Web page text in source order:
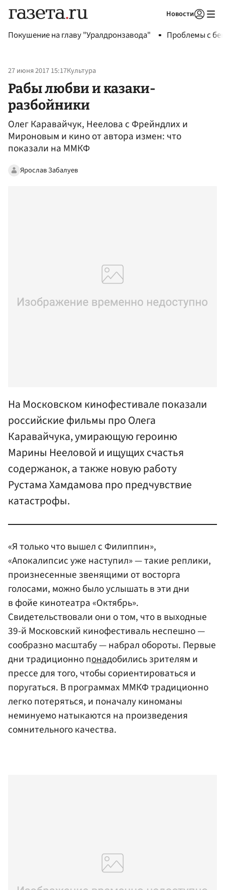
Новости
Покушение на главу "Уралдронзавода" Проблемы с
27 июня 2017 15:17Культура
Рабы любви и казаки-
разбойники
Олег Каравайчук, Неелова с Фрейндлих и
Мироновым и кино от автора измен: что
показали на ММКФ
Ярослав Забалуев
На Московском кинофестивале показали
российские фильмы про Олега
Каравайчука, умирающую героиню
Марины Нееловой и ищущих счастья
содержанок, а также новую работу
Рустама Хамдамова про предчувствие
катастрофы.
«Я только что вышел с Филиппин»,
«Апокалипсис уже наступил» — такие реплики,
произнесенные звенящими от восторга
голосами, можно было услышать в эти дни
в фойе кинотеатра «Октябрь».
Свидетельствовали они о том, что в выходные
39-й Московский кинофестиваль неспешно —
сообразно масштабу — набрал обороты. Первые
дни традиционно понадобились зрителям и
прессе для того, чтобы сориентироваться и
поругаться. В программах ММКФ традиционно
легко потеряться, и поначалу киноманы
неминуемо натыкаются на произведения
сомнительного качества.